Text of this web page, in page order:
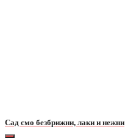
Сад смо безбрижни, лаки и нежни